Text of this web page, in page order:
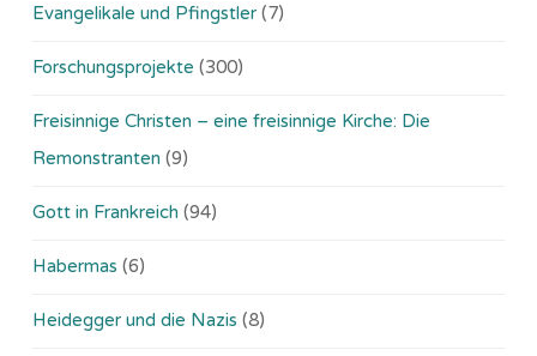
Evangelikale und Pfingstler (7)
Forschungsprojekte (300)
Freisinnige Christen – eine freisinnige Kirche: Die
Remonstranten (9)
Gott in Frankreich (94)
Habermas (6)
Heidegger und die Nazis (8)